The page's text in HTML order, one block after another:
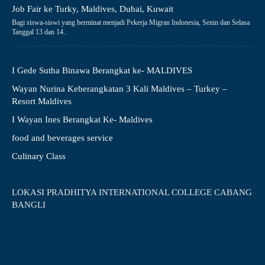
Job Fair ke Turky, Maldives, Dubai, Kuwait
Bagi siswa-siswi yang berminat menjadi Pekerja Migran Indonesia, Senin dan Selasa
Tanggal 13 dan 14..
I Gede Sutha Binawa Berangkat ke- MALDIVES
Wayan Nurina Keberangkatan 3 Kali Maldives – Turkey –
Resort Maldives
I Wayan Ines Berangkat Ke- Maldives
food and beverages service
Culinary Class
LOKASI PRADHITYA INTERNATIONAL COLLEGE CABANG
BANGLI